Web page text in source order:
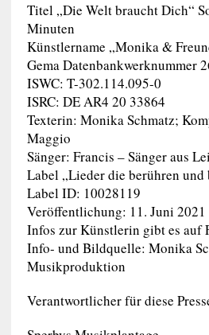
Titel „Die Welt braucht Dich“
Minuten
Künstlername „Monika &
Gema Datenbankwerknummer
ISWC: T-302.114.095-0
ISRC: DE AR4 20 33864
Texterin: Monika Schmatz;
Maggio
Sänger: Francis – Sänger aus
Label „Lieder die berühren und
Label ID: 10028119
Veröffentlichung: 11. Juni 2021
Infos zur Künstlerin gibt es auf
Info- und Bildquelle: Monika
Musikproduktion
Verantwortlicher für diese